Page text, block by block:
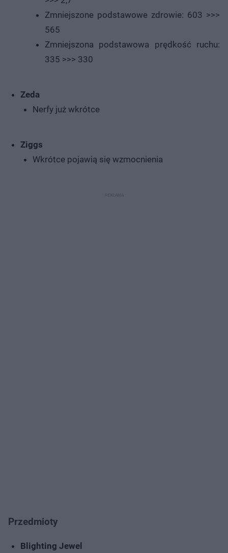
Zmniejszone podstawowe zdrowie: 603 >>>
565
Zmniejszona podstawowa prędkość ruchu:
335 >>> 330
Zeda
Nerfy już wkrótce
Ziggs
Wkrótce pojawią się wzmocnienia
Przedmioty
Blighting Jewel